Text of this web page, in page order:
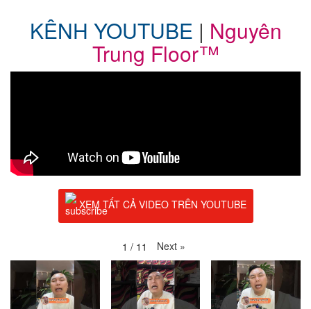
KÊNH YOUTUBE | Nguyên
Trung Floor™
XEM TẤT CẢ VIDEO TRÊN YOUTUBE
1 / 11 Next »